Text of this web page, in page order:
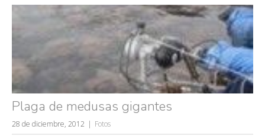
Plaga de medusas gigantes
28 de diciembre, 2012 Fotos